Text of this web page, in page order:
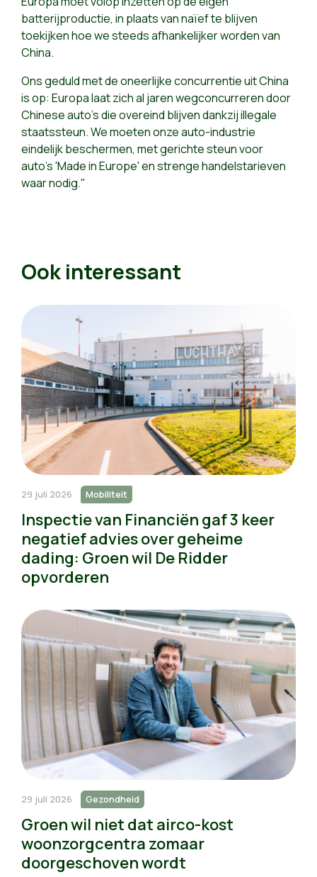
batterijproductie, in plaats van naïef te blijven
toekijken hoe we steeds afhankelijker worden van
China.
Ons geduld met de oneerlijke concurrentie uit China
is op: Europa laat zich al jaren wegconcurreren door
Chinese auto's die overeind blijven dankzij illegale
staatssteun. We moeten onze auto-industrie
eindelijk beschermen, met gerichte steun voor
auto's 'Made in Europe' en strenge handelstarieven
waar nodig."
Ook interessant
29 juli 2026 Mobiliteit
Inspectie van Financiën gaf 3 keer
negatief advies over geheime
dading: Groen wil De Ridder
opvorderen
29 juli 2026 Gezondheid
Groen wil niet dat airco-kost
woonzorgcentra zomaar
doorgeschoven wordt